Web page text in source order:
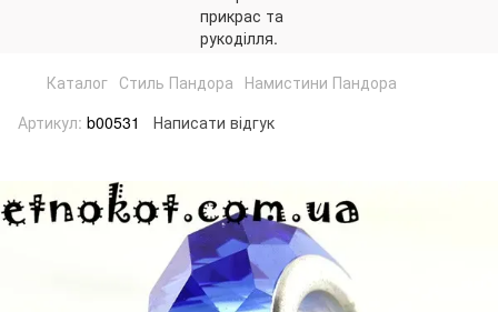
Каталог Стиль Пандора Намистини Пандора
Артикул: b00531 Написати відгук